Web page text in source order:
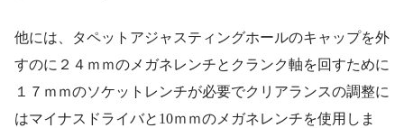
他には、タペットアジャスティングホールのキャップを外
すのに２４ｍｍのメガネレンチとクランク軸を回すために
１７ｍｍのソケットレンチが必要でクリアランスの調整に
はマイナスドライバと10ｍｍのメガネレンチを使用しま